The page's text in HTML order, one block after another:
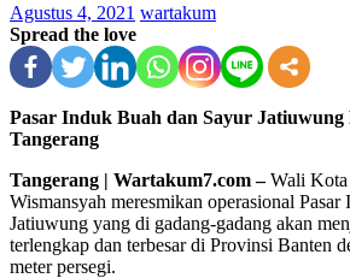
Agustus 4, 2021 wartakum
Spread the love
Pasar Induk Buah dan Sayur
Tangerang
Tangerang | Wartakum7.com –Wali Kota
Wismansyah meresmikan operasional
Jatiuwung yang di gadang-gadang akan
terlengkap dan terbesar di Provinsi Banten
meter persegi.